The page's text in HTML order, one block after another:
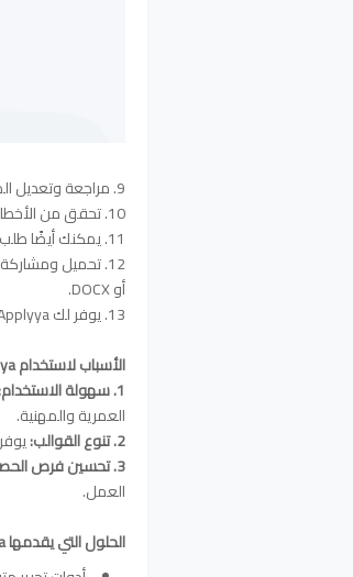
9. مراجعة وتعديل المحتوى بعد الانتهاء من إضافة جميع المعلومات، قم بمراجعة سيرتك الذاتية بعناية.
10. تحقق من الأخطاء الإملائية والنحوية وتأكد من أن كل شيء يبدو متناسقًا واحترافيًا.
11. يمكنك أيضًا طلب رأي شخص موثوق به للحصول على ملاحظات إضافية.
أو DOCX.
13. يوفر لك Applyya خيارات لمشاركة سيرتك الذاتية عبر البريد الإلكتروني أو وسائل التواصل الاجتماعي مباشرةً.
الأسباب لاستخدام Applyya
1. سهولة الاستخدام:
العمرية والمهنية.
2. تنوع القوالب:
3. تحسين فرص الحصول على وظيفة:
العمل.
الحلول التي يقدمها Applyya